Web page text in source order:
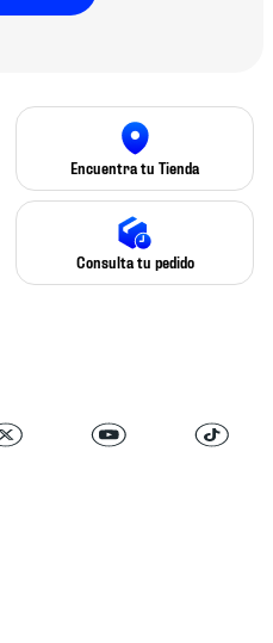
Encuentra tu Tienda
Consulta tu pedido